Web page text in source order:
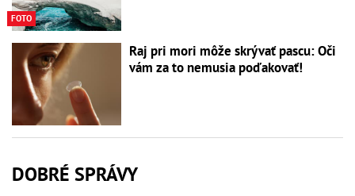
FOTO
Raj pri mori môže skrývať pascu: Oči
vám za to nemusia poďakovať!
DOBRÉ SPRÁVY